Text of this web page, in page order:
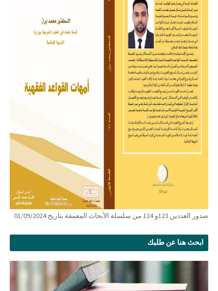
صدور العددين 123و 124 من سلسلة الأبحاث المعمقة بتاريخ 01/09/2024
ابحث هنا عن طلبك